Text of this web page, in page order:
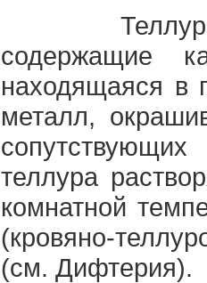
содержащие
находящаяся в
металл,
теллура
комнатной
(кровяно-
(см. Дифтерия).